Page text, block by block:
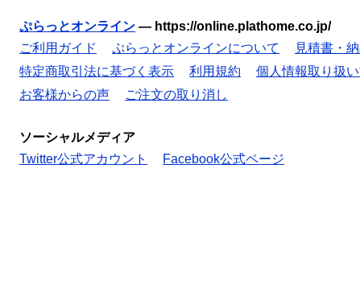
ぷらっとオンライン — https://online.plathome.co.jp/
ご利用ガイド
ぷらっとオンラインについて 見積書・
特定商取引法に基づく表示
利用規約 個人情報取り扱
お客様からの声
ご注文の取り消し
ソーシャルメディア
Twitter公式アカウント
Facebook公式ページ